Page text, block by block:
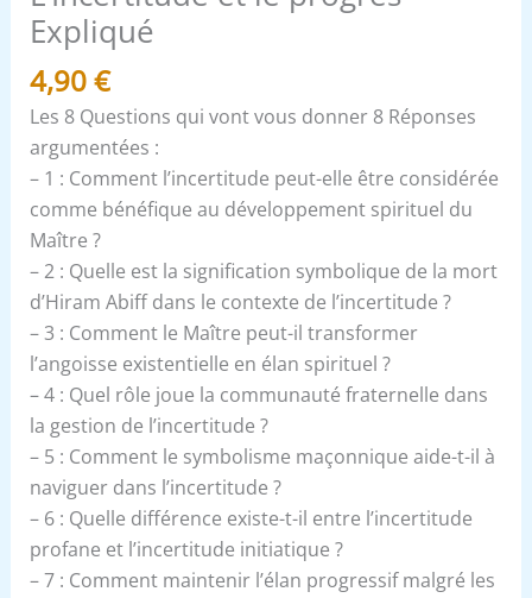
Expliqué
4,90€
Les 8 Questions qui vont vous donner 8 Réponses
argumentées :
– 1 : Comment l’incertitude peut-elle être considérée
comme bénéfique au développement spirituel du
Maître ?
– 2 : Quelle est la signification symbolique de la mort
d’Hiram Abiff dans le contexte de l’incertitude ?
– 3 : Comment le Maître peut-il transformer
l’angoisse existentielle en élan spirituel ?
– 4 : Quel rôle joue la communauté fraternelle dans
la gestion de l’incertitude ?
– 5 : Comment le symbolisme maçonnique aide-t-il à
naviguer dans l’incertitude ?
– 6 : Quelle différence existe-t-il entre l’incertitude
profane et l’incertitude initiatique ?
– 7 : Comment maintenir l’élan progressif malgré les